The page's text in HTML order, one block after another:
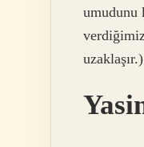
umudunu
uzaklaşır.)